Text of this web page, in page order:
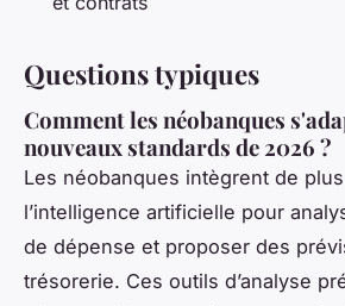
Questions typiques
Comment les néobanques
nouveaux standards de 2026 ?
Les néobanques intègrent de
l’intelligence artificielle pour
de dépense et proposer des
trésorerie. Ces outils d’analyse